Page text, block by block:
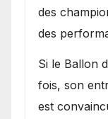
des
des
Si le Ballon
fois, son
est